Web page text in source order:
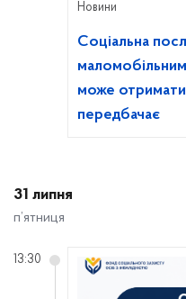
Новини
Соціальна
може
передбачає
31 липня
п’ятниця
13:30